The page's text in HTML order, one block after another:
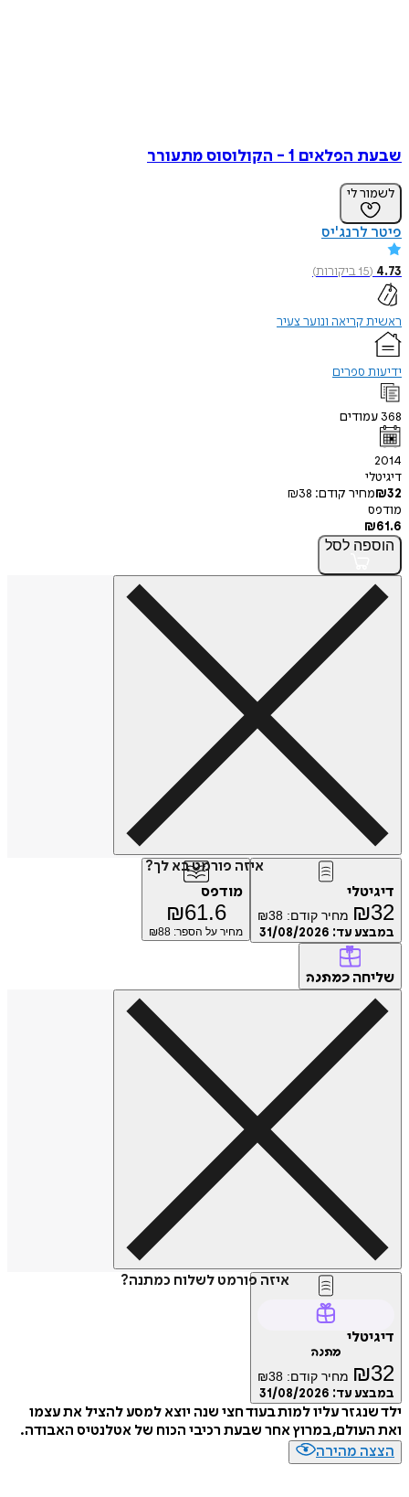
שבעת הפלאים 1 - הקולוסוס מתעורר
לשמור לי
פיטר לרנג'יס
4.73
(
15ביקורות)
ראשית קריאה ונוער צעיר
ידיעות ספרים
368 עמודים
2014
דיגיטלי
₪32 מחיר קודם: ₪38
מודפס
₪61.6
הוספה לסל
איזה פורמט בא לך?
דיגיטלי
₪32 מחיר קודם: ₪38
במבצע עד: 31/08/2026
מודפס
₪61.6
מחיר על הספר: ₪ 88
שליחה כמתנה
איזה פורמט לשלוח כמתנה?
דיגיטלי
מתנה
₪32 מחיר קודם: ₪38
במבצע עד: 31/08/2026
ילד שנגזר עליו למות בעוד חצי שנה יוצא למסע להציל את עצמו
ואת העולם, במרוץ אחר שבעת רכיבי הכוח של אטלנטיס האבודה.
הצצה מהירה